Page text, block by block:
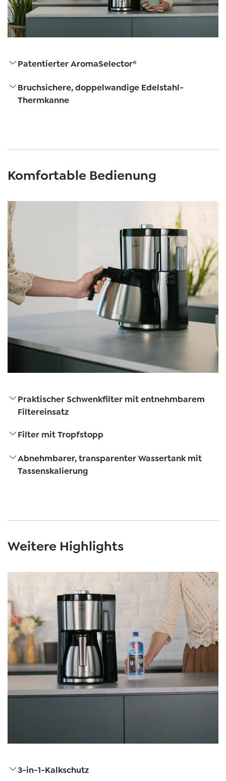
Patentierter AromaSelector®
Bruchsichere, doppelwandige Edelstahl-
Thermkanne
Komfortable Bedienung
Praktischer Schwenkfilter mit entnehmbarem
Filtereinsatz
Filter mit Tropfstopp
Abnehmbarer, transparenter Wassertank mit
Tassenskalierung
Weitere Highlights
3-in-1-Kalkschutz